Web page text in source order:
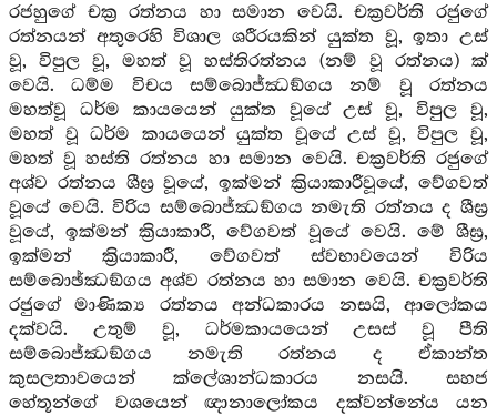
රජහුගේ චක්‍ර රත්නය හා සමාන වෙයි. චක්‍රවර්ති රජුගේ
රත්නයන් අතුරෙහි විශාල ශරීරයකින් යුක්ත වූ, ඉතා උස්
වූ, විපුල වූ, මහත් වූ හස්තිරත්නය (නම් වූ රත්නය) ක්
වෙයි. ධම්ම විචය සම්බොජ්ඣඞ්ගය නම් වූ රත්නය
මහත්වූ ධර්ම කායයෙන් යුක්ත වූයේ උස් වූ, විපුල වූ,
මහත් වූ ධර්ම කායයෙන් යුක්ත වූයේ උස් වූ, විපුල වූ,
මහත් වූ හස්ති රත්නය හා සමාන වෙයි. චක්‍රවර්ති රජුගේ
අශ්ව රත්නය ශීඝ්‍ර වූයේ, ඉක්මන් ක්‍රියාකාරීවූයේ, වේගවත්
වූයේ වෙයි. විරිය සම්බොජ්ඣඞ්ගය නමැති රත්නය ද ශීඝ්‍ර
වූයේ, ඉක්මන් ක්‍රියාකාරී, වේගවත් වූයේ වෙයි. මේ ශීඝ්‍ර,
ඉක්මන් ක්‍රියාකාරී, වේගවත් ස්වභාවයෙන් විරිය
සම්බොඡ්ඣඞ්ගය අශ්ව රත්නය හා සමාන වෙයි. චක්‍රවර්ති
රජුගේ මාණික්‍ය රත්නය අන්ධකාරය නසයි, ආලෝකය
දක්වයි. උතුම් වූ, ධර්මකායයෙන් උසස් වූ පීති
සම්බොජ්ඣඞ්ගය නමැති රත්නය ද ඒකාන්ත
කුසලතාවයෙන් ක්ලේශාන්ධකාරය නසයි. සහජ
හේතූන්ගේ වශයෙන් ඥානාලෝකය දක්වන්නේය යන